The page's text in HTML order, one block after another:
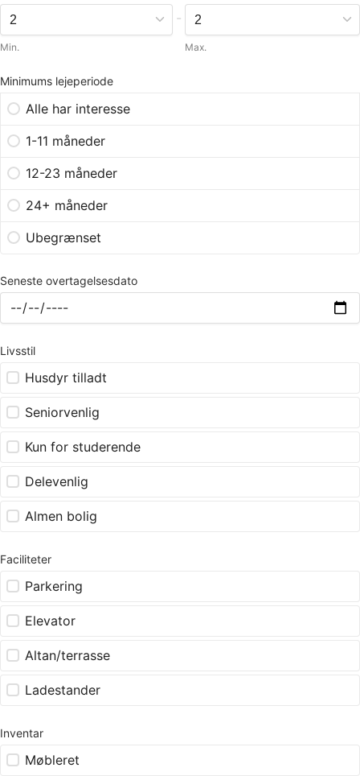
Min.
-
Max.
Minimums lejeperiode
Alle har interesse
1-11 måneder
12-23 måneder
24+ måneder
Ubegrænset
Seneste overtagelsesdato
Livsstil
Husdyr tilladt
Seniorvenlig
Kun for studerende
Delevenlig
Almen bolig
Faciliteter
Parkering
Elevator
Altan/terrasse
Ladestander
Inventar
Møbleret